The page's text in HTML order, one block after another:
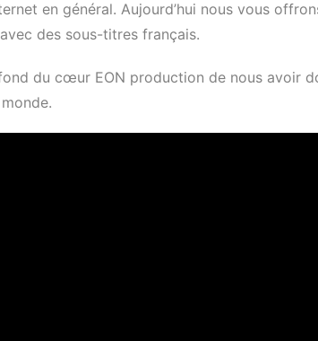
en général. Aujourd’hui nous vous
des sous-titres français.
du cœur EON production de nous avoir